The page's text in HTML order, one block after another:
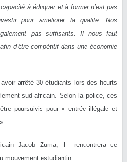
à éduquer et à former n’est pas
pour améliorer la qualité. Nos
pas suffisants. Il nous faut
d’être compétitif dans une économie
arrêté 30 étudiants lors des heurts
sud-africain. Selon la police, ces
poursuivis pour « entrée illégale et
Jacob Zuma, il rencontrera ce
mouvement estudiantin.